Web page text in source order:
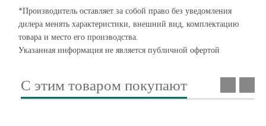
*Производитель оставляет за собой право без уведомления
дилера менять характеристики, внешний вид, комплектацию
товара и место его производства.
Указанная информация не является публичной офертой
С этим товаром покупают